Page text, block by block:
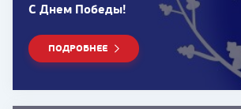
С Днем Победы!
ПОДРОБНЕЕ